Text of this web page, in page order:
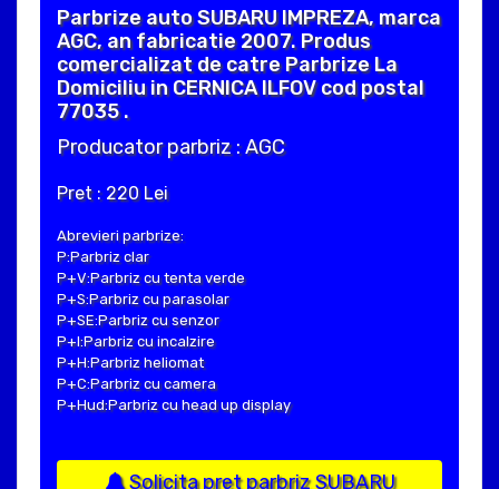
Parbrize auto SUBARU IMPREZA, marca
AGC, an fabricatie 2007. Produs
comercializat de catre Parbrize La
Domiciliu in CERNICA ILFOV cod postal
77035 .
Producator parbriz : AGC
Pret : 220 Lei
Abrevieri parbrize:
P:Parbriz clar
P+V:Parbriz cu tenta verde
P+S:Parbriz cu parasolar
P+SE:Parbriz cu senzor
P+I:Parbriz cu incalzire
P+H:Parbriz heliomat
P+C:Parbriz cu camera
P+Hud:Parbriz cu head up display
Solicita pret parbriz SUBARU